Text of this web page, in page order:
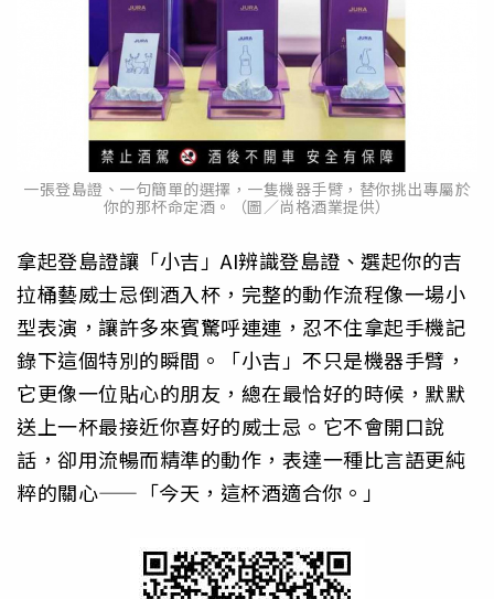
一張登島證、一句簡單的選擇，一隻機器手臂，替你挑出專屬於
你的那杯命定酒。（圖／尚格酒業提供）
拿起登島證讓「小吉」AI辨識登島證、選起你的吉
拉桶藝威士忌倒酒入杯，完整的動作流程像一場小
型表演，讓許多來賓驚呼連連，忍不住拿起手機記
錄下這個特別的瞬間。「小吉」不只是機器手臂，
它更像一位貼心的朋友，總在最恰好的時候，默默
送上一杯最接近你喜好的威士忌。它不會開口說
話，卻用流暢而精準的動作，表達一種比言語更純
粹的關心——「今天，這杯酒適合你。」